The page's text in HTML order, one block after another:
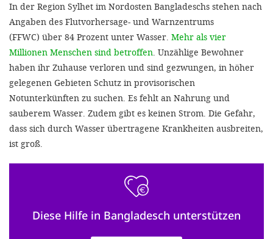
In der Region Sylhet im Nordosten Bangladeschs stehen nach
Angaben des Flutvorhersage- und Warnzentrums
(FFWC) über 84 Prozent unter Wasser. Mehr als vier
Millionen Menschen sind betroffen. Unzählige Bewohner
haben ihr Zuhause verloren und sind gezwungen, in höher
gelegenen Gebieten Schutz in provisorischen
Notunterkünften zu suchen. Es fehlt an Nahrung und
sauberem Wasser. Zudem gibt es keinen Strom. Die Gefahr,
dass sich durch Wasser übertragene Krankheiten ausbreiten,
ist groß.
Diese Hilfe in Bangladesch unterstützen